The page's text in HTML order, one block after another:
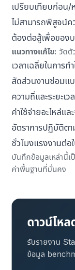
เปรียบเทียบก่อน/
ไม่สามารถพิสูจน์
ต้องต่อสู้เพื่อของ
แนวทางแก้ไข: วัดตั
เวลาเฉลี่ยในการท
สัดส่วนงานซ่อมแ
ความถี่และระยะเ
ค่าใช้จ่ายอะไหล่แ
อัตราการปฏิบัติต
ชั่วโมงแรงงานต่อ
บันทึกข้อมูลเหล่านี้เ
ค่าพื้นฐานที่มั่นคง
ดาวน์โห
รับรายงาน
ข้อมูล